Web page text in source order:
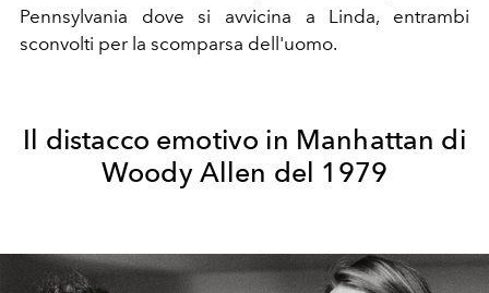
Pennsylvania dove si avvicina a Linda, entrambi
sconvolti per la scomparsa dell'uomo.
Il distacco emotivo in Manhattan di
Woody Allen del 1979